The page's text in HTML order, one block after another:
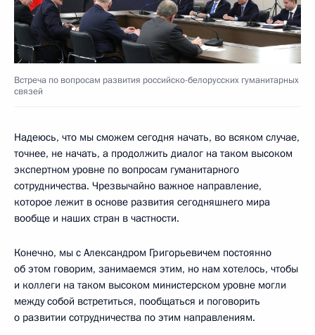
Встреча по вопросам развития российско-белорусских гуманитарных
связей
Надеюсь, что мы сможем сегодня начать, во всяком случае,
точнее, не начать, а продолжить диалог на таком высоком
экспертном уровне по вопросам гуманитарного
сотрудничества. Чрезвычайно важное направление,
которое лежит в основе развития сегодняшнего мира
вообще и наших стран в частности.
Конечно, мы с Александром Григорьевичем постоянно
об этом говорим, занимаемся этим, но нам хотелось, чтобы
и коллеги на таком высоком министерском уровне могли
между собой встретиться, пообщаться и поговорить
о развитии сотрудничества по этим направлениям.